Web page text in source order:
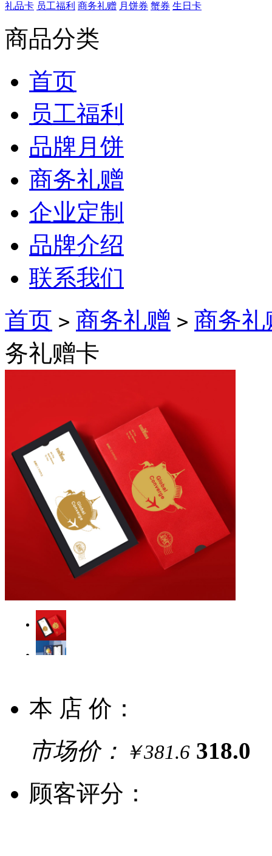
礼品卡 员工福利 商务礼赠 月饼券 蟹券 生日卡
商品分类
首页
员工福利
品牌月饼
商务礼赠
企业定制
品牌介绍
联系我们
首页 > 商务礼赠 > 商务礼
务礼赠卡
本 店 价：
市场价：
￥381.6 318.0
顾客评分：